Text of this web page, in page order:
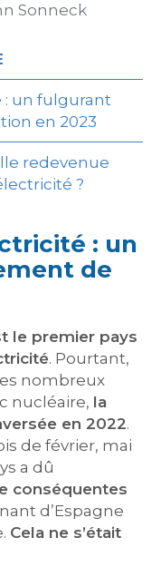
Sonneck
: un fulgurant
en 2023
redevenue
?
: un
de
le premier pays
. Pourtant,
nombreux
nucléaire, la
en 2022.
de février, mai
a dû
conséquentes
d’Espagne
Cela ne s’était